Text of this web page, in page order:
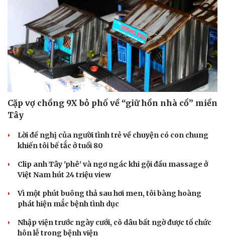
Sân khấu - Điện ảnh
Văn học
Âm nhạc
Giải trí
Nghệ sĩ
Thời trang
Cặp vợ chồng 9X bỏ phố về “giữ hồn nhà cổ” miền
Tây
Lời đề nghị của người tình trẻ về chuyện có con chung
khiến tôi bế tắc ở tuổi 80
Clip anh Tây 'phê' và ngơ ngác khi gội đầu massage ở
Việt Nam hút 24 triệu view
Vì một phút buông thả sau hơi men, tôi bàng hoàng
phát hiện mắc bệnh tình dục
Nhập viện trước ngày cưới, cô dâu bất ngờ được tổ chức
hôn lễ trong bệnh viện